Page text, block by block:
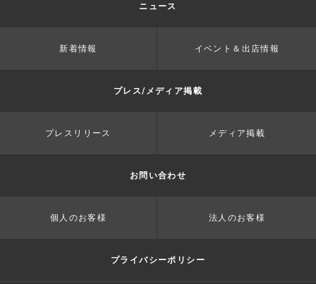
ニュース
新着情報 イベント＆出店情報
プレス/メディア掲載
プレスリリース メディア掲載
お問い合わせ
個人のお客様 法人のお客様
プライバシーポリシー